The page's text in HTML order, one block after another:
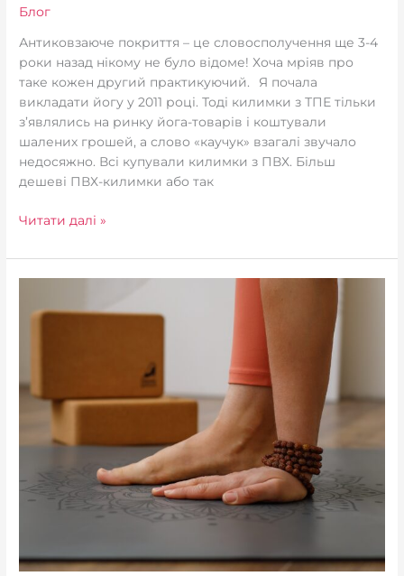
Блог
Антиковзаюче покриття – це словосполучення ще 3-4
роки назад нікому не було відоме! Хоча мріяв про
таке кожен другий практикуючий.⠀Я почала
викладати йогу у 2011 році. Тоді килимки з ТПЕ тільки
з’являлись на ринку йога-товарів і коштували
шалених грошей, а слово «каучук» взагалі звучало
недосяжно. Всі купували килимки з ПВХ. Більш
дешеві ПВХ-килимки або так
Читати далі »
практика